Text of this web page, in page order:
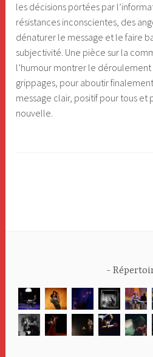
les décisions portées par
résistances inconscientes, des
dénaturer le message et le faire
subjectivité. Une pièce sur la
l’humour montrer le déroulement
grippages, pour aboutir
message clair, positif pour tous
nouvelle.